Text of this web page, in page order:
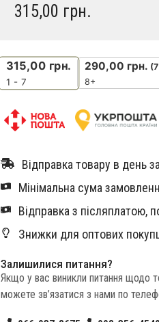
315,00 грн.
315,00 грн.
1 - 7
290,00 грн.
8+
Відправка товару в день
Мінімальна сума
Відправка з післяплатою,
Знижки для оптових
Залишилися питання?
Якщо у вас виникли питання щодо
можете зв’язатися з нами по